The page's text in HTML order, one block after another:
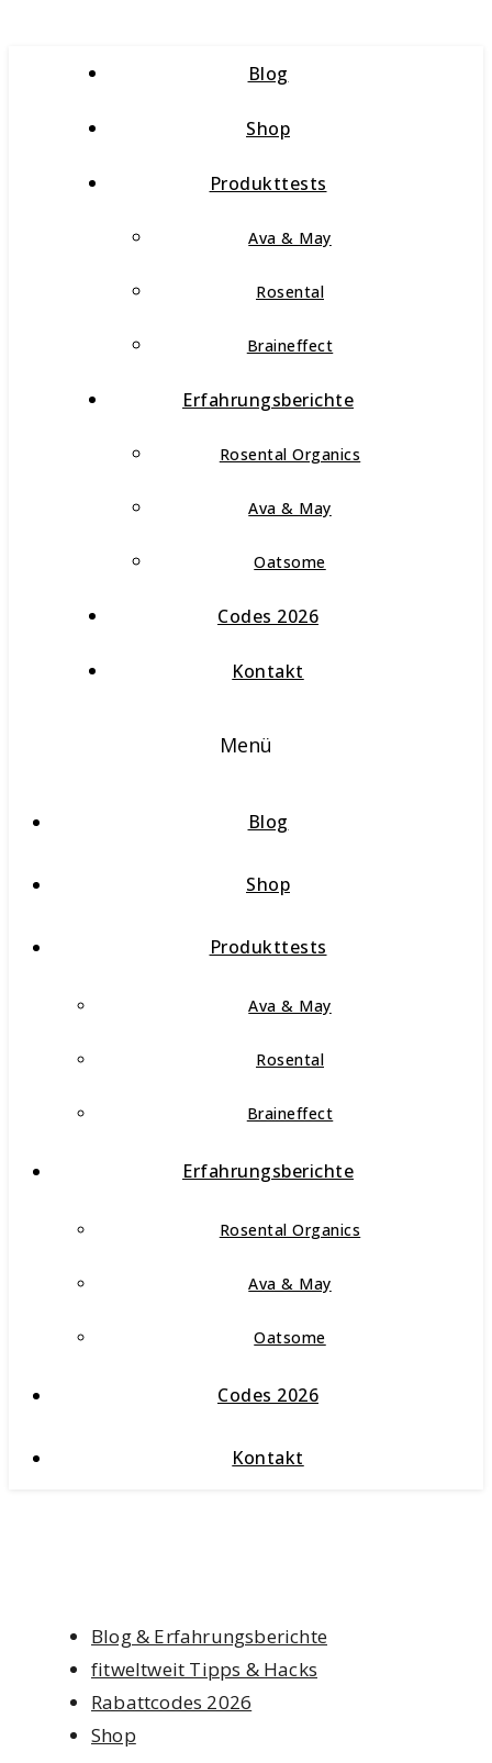
Blog
Shop
Produkttests
Ava & May
Rosental
Braineffect
Erfahrungsberichte
Rosental Organics
Ava & May
Oatsome
Codes 2026
Kontakt
Menü
Blog
Shop
Produkttests
Ava & May
Rosental
Braineffect
Erfahrungsberichte
Rosental Organics
Ava & May
Oatsome
Codes 2026
Kontakt
Blog & Erfahrungsberichte
fitweltweit Tipps & Hacks
Rabattcodes 2026
Shop